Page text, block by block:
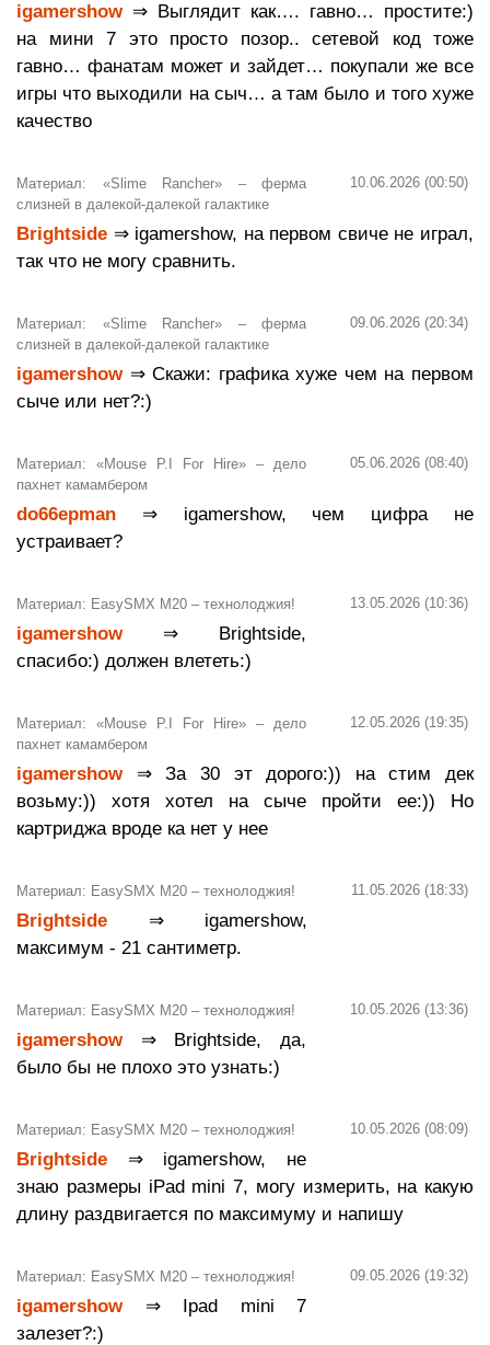
igamershow⇒ Выглядит как…. гавно… простите:)
на мини 7 это просто позор.. сетевой код тоже
гавно… фанатам может и зайдет… покупали же все
игры что выходили на сыч… а там было и того хуже
качество
10.06.2026 (00:50)
Материал: «Slime Rancher» – ферма
слизней в далекой-далекой галактике
Brightside ⇒ igamershow, на первом свиче не играл,
так что не могу сравнить.
09.06.2026 (20:34)
Материал: «Slime Rancher» – ферма
слизней в далекой-далекой галактике
igamershow⇒ Скажи: графика хуже чем на первом
сыче или нет?:)
05.06.2026 (08:40)
Материал: «Mouse P.I For Hire» – дело
пахнет камамбером
do66epman ⇒ igamershow, чем цифра не
устраивает?
13.05.2026 (10:36)
Материал: EasySMX M20 – технолоджия!
igamershow⇒ Brightside,
спасибо:) должен влететь:)
12.05.2026 (19:35)
Материал: «Mouse P.I For Hire» – дело
пахнет камамбером
igamershow⇒ За 30 эт дорого:)) на стим дек
возьму:)) хотя хотел на сыче пройти ее:)) Но
картриджа вроде ка нет у нее
11.05.2026 (18:33)
Материал: EasySMX M20 – технолоджия!
Brightside ⇒ igamershow,
максимум - 21 сантиметр.
10.05.2026 (13:36)
Материал: EasySMX M20 – технолоджия!
igamershow⇒ Brightside, да,
было бы не плохо это узнать:)
10.05.2026 (08:09)
Материал: EasySMX M20 – технолоджия!
Brightside ⇒ igamershow, не
знаю размеры iPad mini 7, могу измерить, на какую
длину раздвигается по максимуму и напишу
09.05.2026 (19:32)
Материал: EasySMX M20 – технолоджия!
igamershow⇒ Ipad mini 7
залезет?:)